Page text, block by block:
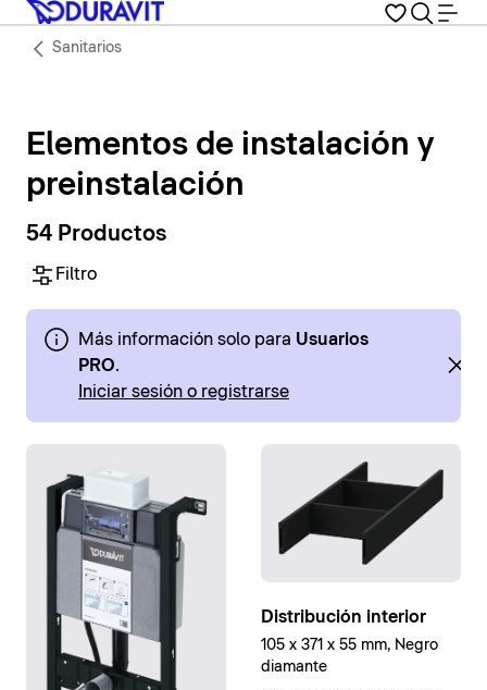
Sanitarios
Elementos de instalación y
preinstalación
54 Productos
Filtro
Más información solo para Usuarios
PRO.
Iniciar sesión o registrarse
Distribución interior
105 x 371 x 55 mm, Negro
diamante